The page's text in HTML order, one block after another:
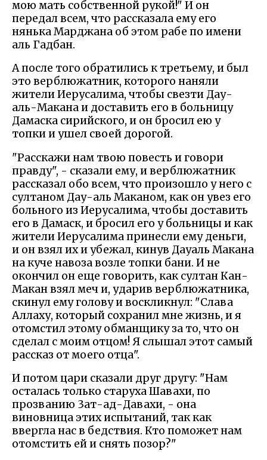
мою мать собственной рукой!" И он
передал всем, что рассказала ему его
нянька Марджана об этом рабе по имени
аль Гадбан.
А после того обратились к третьему, и был
это верблюжатник, которого наняли
жители Иерусалима, чтобы свезти Дау-
аль-Макана и доставить его в больницу
Дамаска сирийского, и он бросил ею у
топки и ушел своей дорогой.
"Расскажи нам твою повесть и говори
правду", - сказали ему, и верблюжатник
рассказал обо всем, что произошло у него с
султаном Дау-аль Маканом, как он увез его
больного из Иерусалима, чтобы доставить
его в Дамаск, и бросил его у больницы и как
жители Иерусалима принесли ему деньги,
и он взял их и убежал, кинув Дауаль Макана
на куче навоза возле топки бани. И не
окончил он еще говорить, как султан Кан-
Макан взял меч и, ударив верблюжатника,
скинул ему голову и воскликнул: "Слава
Аллаху, который сохранил мне жизнь, и я
отомстил этому обманщику за то, что он
сделал с моим отцом! Я слышал этот самый
рассказ от моего отца".
И потом цари сказали друг другу: "Нам
осталась только старуха Шавахи, по
прозванию 3ат-ад-Давахи, - она
виновница этих испытаний, так как
ввергла нас в бедствия. Кто поможет нам
отомстить ей и снять позор?"